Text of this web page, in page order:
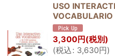
USO
3,300円 (税別)
(税込: 3,630円)